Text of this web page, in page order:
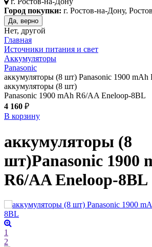
Город покупки: г. Ростов-на-Дону,
Да, верно
Нет, другой
Главная
Источники питания и свет
Аккумуляторы
Panasonic
аккумуляторы (8 шт) Panasonic 1900
аккумуляторы (8 шт)
Panasonic 1900 mAh R6/AA Eneloop-8BL
4 160 ₽
В корзину
аккумуляторы (8
шт)Panasonic 1900
R6/AA Eneloop-8BL
1
2